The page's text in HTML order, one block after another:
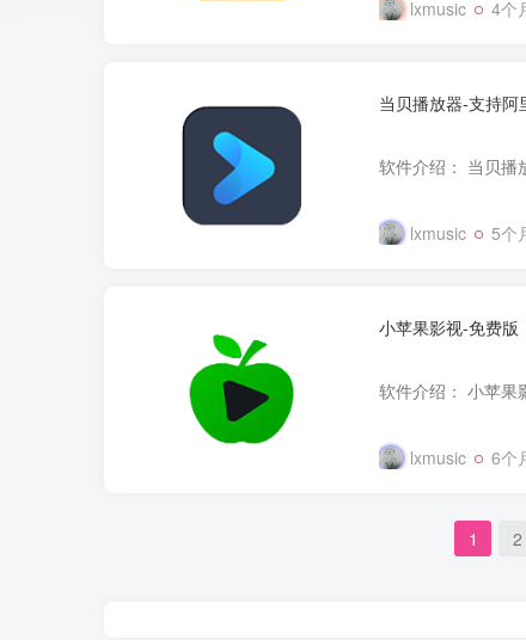
lxmusic 4个
当贝播放器-支持阿
lxmusic 5个
小苹果影视-免费版
lxmusic 6个
1 2